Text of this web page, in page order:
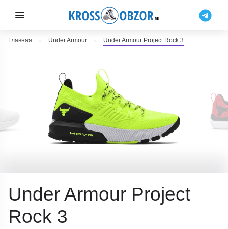
Главная Under Armour Under Armour Project Rock 3
Under Armour Project
Rock 3